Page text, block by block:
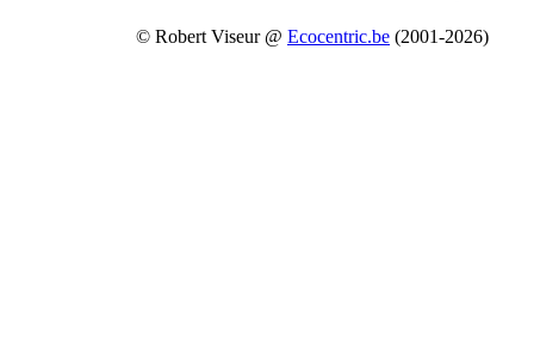
© Robert Viseur @ Ecocentric.be (2001-2026)